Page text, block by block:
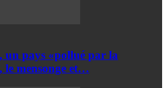
un pays «pollué par la
mensonge et…